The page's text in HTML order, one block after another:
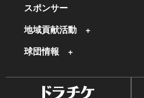
スポンサー
地域貢献活動
球団情報